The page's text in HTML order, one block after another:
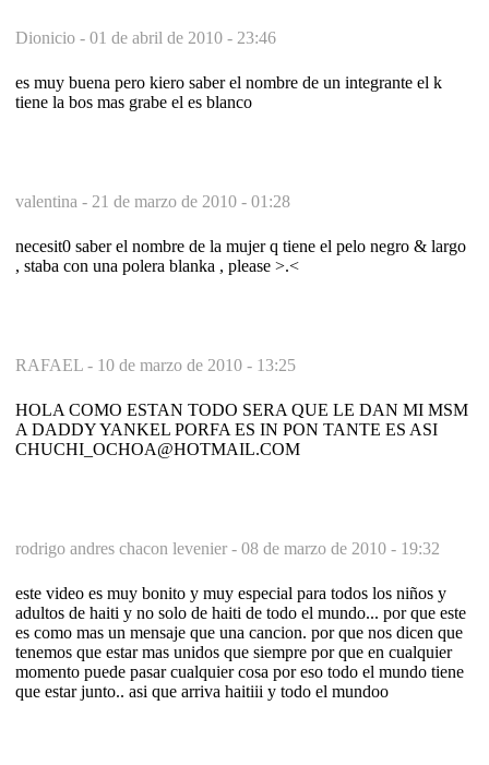
Dionicio - 01 de abril de 2010 - 23:46
es muy buena pero kiero saber el nombre de un integrante el k
tiene la bos mas grabe el es blanco
valentina - 21 de marzo de 2010 - 01:28
necesit0 saber el nombre de la mujer q tiene el pelo negro & largo
, staba con una polera blanka , please >.<
RAFAEL - 10 de marzo de 2010 - 13:25
HOLA COMO ESTAN TODO SERA QUE LE DAN MI MSM
A DADDY YANKEL PORFA ES IN PON TANTE ES ASI
CHUCHI_OCHOA@HOTMAIL.COM
rodrigo andres chacon levenier - 08 de marzo de 2010 - 19:32
este video es muy bonito y muy especial para todos los niños y
adultos de haiti y no solo de haiti de todo el mundo... por que este
es como mas un mensaje que una cancion. por que nos dicen que
tenemos que estar mas unidos que siempre por que en cualquier
momento puede pasar cualquier cosa por eso todo el mundo tiene
que estar junto.. asi que arriva haitiii y todo el mundoo